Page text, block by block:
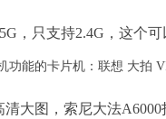
，只支持2.4G，这个可
清大图，索尼大法